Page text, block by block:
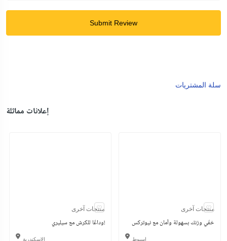
Submit Review
سلة المشتريات
إعلانات مماثلة
منتجات آخرى
وداعًا للكرش مع سيليري!
الاسكندرية
منتجات آخرى
خفّي وزنك بسهولة وأمان مع نيوتركس
اسيوط